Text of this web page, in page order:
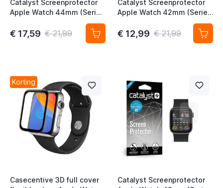
Catalyst Screenprotector
Apple Watch 44mm (Series
€ 17,59 € 21,99
Catalyst Screenprotector
Apple Watch 42mm (Series
€ 12,99 € 21,99
Korting
Casecentive 3D full cover
Catalyst Screenprotector